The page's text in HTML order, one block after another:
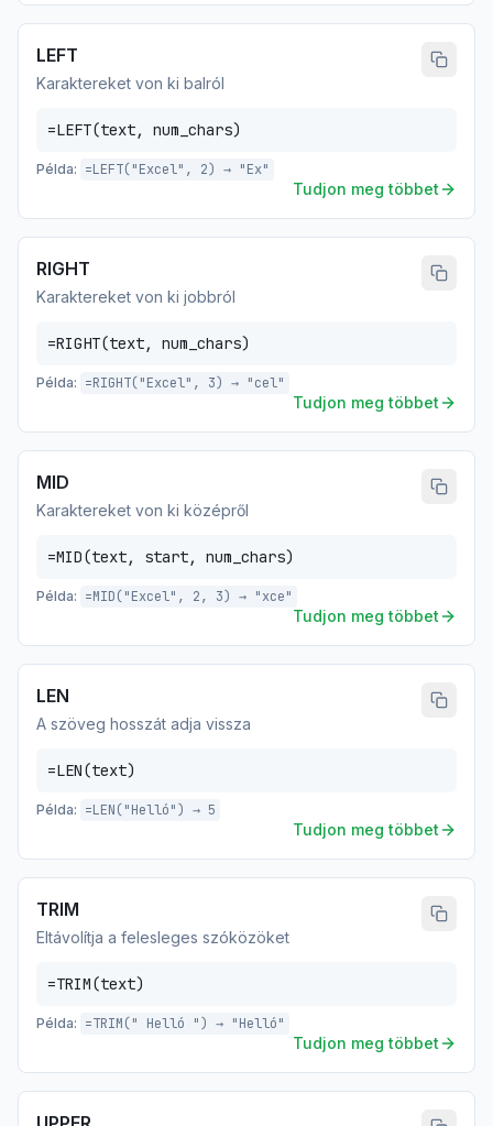
LEFT
Karaktereket von ki balról
=LEFT(text, num_chars)
Példa: =LEFT("Excel", 2) → "Ex"
Tudjon meg többet
RIGHT
Karaktereket von ki jobbról
=RIGHT(text, num_chars)
Példa: =RIGHT("Excel", 3) → "cel"
Tudjon meg többet
MID
Karaktereket von ki középről
=MID(text, start, num_chars)
Példa: =MID("Excel", 2, 3) → "xce"
Tudjon meg többet
LEN
A szöveg hosszát adja vissza
=LEN(text)
Példa: =LEN("Helló") → 5
Tudjon meg többet
TRIM
Eltávolítja a felesleges szóközöket
=TRIM(text)
Példa: =TRIM(" Helló ") → "Helló"
Tudjon meg többet